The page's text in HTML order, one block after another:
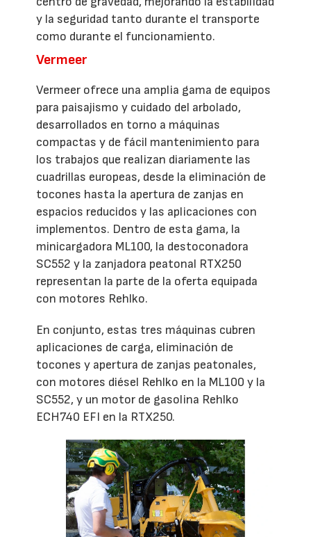
y la seguridad tanto durante el transporte
como durante el funcionamiento.
Vermeer
Vermeer ofrece una amplia gama de equipos
para paisajismo y cuidado del arbolado,
desarrollados en torno a máquinas
compactas y de fácil mantenimiento para
los trabajos que realizan diariamente las
cuadrillas europeas, desde la eliminación de
tocones hasta la apertura de zanjas en
espacios reducidos y las aplicaciones con
implementos. Dentro de esta gama, la
minicargadora ML100, la destoconadora
SC552 y la zanjadora peatonal RTX250
representan la parte de la oferta equipada
con motores Rehlko.
En conjunto, estas tres máquinas cubren
aplicaciones de carga, eliminación de
tocones y apertura de zanjas peatonales,
con motores diésel Rehlko en la ML100 y la
SC552, y un motor de gasolina Rehlko
ECH740 EFI en la RTX250.